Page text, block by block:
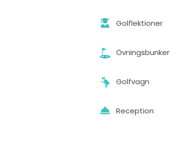
Golflektioner
Övningsbunker
Golfvagn
Reception